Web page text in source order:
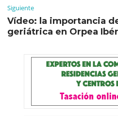
Siguiente
Vídeo: la importancia
geriátrica en Orpea